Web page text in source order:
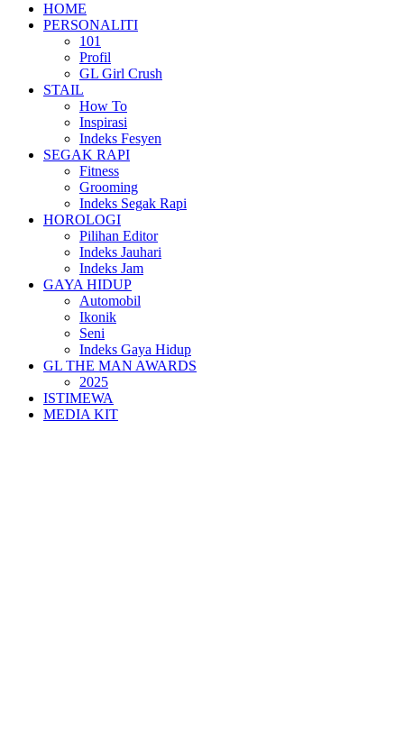
HOME
PERSONALITI
101
Profil
GL Girl Crush
STAIL
How To
Inspirasi
Indeks Fesyen
SEGAK RAPI
Fitness
Grooming
Indeks Segak Rapi
HOROLOGI
Pilihan Editor
Indeks Jauhari
Indeks Jam
GAYA HIDUP
Automobil
Ikonik
Seni
Indeks Gaya Hidup
GL THE MAN AWARDS
2025
ISTIMEWA
MEDIA KIT